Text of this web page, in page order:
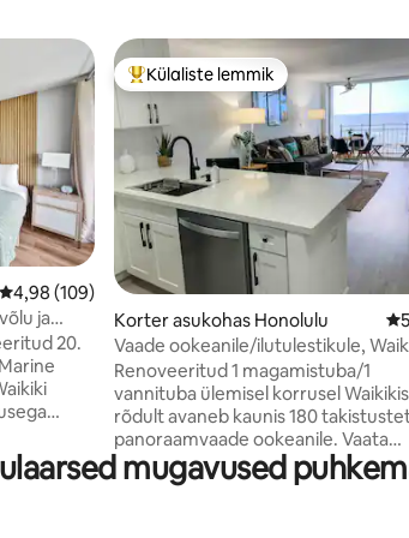
Keskmine hinnang 4,98/5, 109 hinnangut
4,98 (109)
ja
20.
Külaliste suur lemmik
Külaliste lemmik
Korter asukohas Honolulu
Vaade ookeanile/ilutulestikule,
ülemine korrus, 1 magamistuba
Renoveeritud 1 magamistuba/1
vannituba ülemisel korrusel
rõdult avaneb kaunis 180
panoraamvaade ookeanile. Vaata
reedeõhtust ilutulestikku ja
päikeseloojangut ülevalt alla!
mugavused